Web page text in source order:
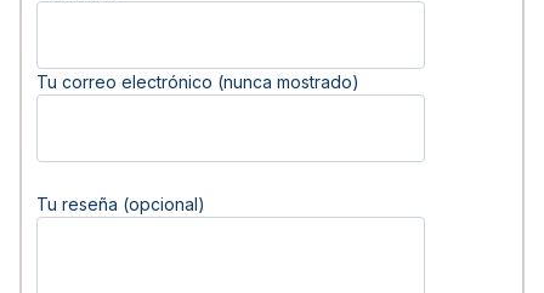
Tu correo electrónico (nunca mostrado)
Tu reseña (opcional)